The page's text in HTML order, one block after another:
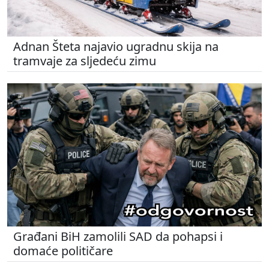
Adnan Šteta najavio ugradnu skija na
tramvaje za sljedeću zimu
Građani BiH zamolili SAD da pohapsi i
domaće političare